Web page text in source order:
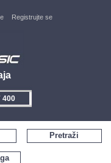
Registrujte se
Pretraži